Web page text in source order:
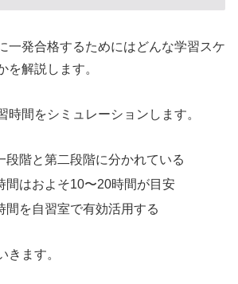
一発合格するためにはどんな学習スケ
を解説します。
時間をシミュレーションします。
段階と第二段階に分かれている
間はおよそ10〜20時間が目安
間を自習室で有効活用する
きます。